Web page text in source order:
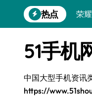
到
热点
荣
vivo
51手机
中国大型手机资讯
https://